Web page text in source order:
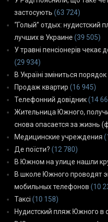
застосують (63 724)
“Голый” отдых: нудистский
лучших в Украине (39 505)
У травні пенсіонерів чекає
(29 934)
В Україні зміниться
Продаж квартир (16 945)
Телефонний довідник(14
Жительница Южного,
снова опасается за жизнь
Медицинские учреждения
Де поїсти? (12 780)
В Южном на улице нашли
В школе Южного проводят
мобильных телефонов (10
Таксі (10 158)
Нудистский пляж Южного в